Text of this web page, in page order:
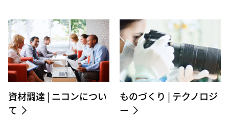
資材調達 | ニコンについ
て
ものづくり | テクノロジ
ー